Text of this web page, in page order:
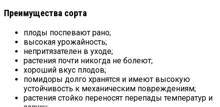
Преимущества сорта
плоды поспевают рано;
высокая урожайность;
непритязателен в уходе;
растения почти никогда не болеют;
хороший вкус плодов;
помидоры долго хранятся и имеют высокую
устойчивость к механическим повреждениям;
растения стойко переносят перепады температур и